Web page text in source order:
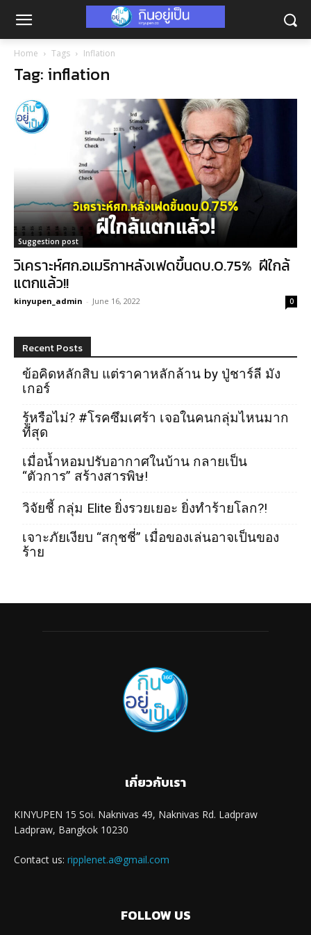
Home Tags Inflation
Tag: inflation
Suggestion post
วิเคราะห์ศก.อเมริกาหลังเฟดขึ้นดบ.0.75% ฝีใกล้
แตกแล้ว!!
kinyupen_admin - June 16, 2022 0
Recent Posts
ข้อคิดหลักสิบ แต่ราคาหลักล้าน by ปู่ชาร์ลี มัง
เกอร์
รู้หรือไม่? #โรคซึมเศร้า เจอในคนกลุ่มไหนมาก
ที่สุด
เมื่อน้ำหอมปรับอากาศในบ้าน กลายเป็น
“ตัวการ” สร้างสารพิษ!
วิจัยชี้ กลุ่ม Elite ยิ่งรวยเยอะ ยิ่งทำร้ายโลก?!
เจาะภัยเงียบ “สกุชชี่” เมื่อของเล่นอาจเป็นของ
ร้าย
เกี่ยวกับเรา
KINYUPEN 15 Soi. Naknivas 49, Naknivas Rd. Ladpraw
Ladpraw, Bangkok 10230
Contact us: ripplenet.a@gmail.com
FOLLOW US